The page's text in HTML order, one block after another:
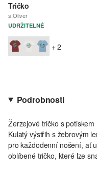
Tričko
s.Oliver
UDRŽITELNÉ
+ 2
Podrobnosti
Žerzejové tričko s
Kulatý výstřih s žebrovým
pro každodenní nošení, ať
oblíbené tričko, které lze